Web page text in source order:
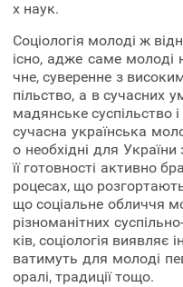
х наук.
Соціологія молоді ж
існо, адже саме
чне, суверенне з
пільство, а в сучасних
мадянське
сучасна українська
о необхідні для
її готовності активно
роцесах, що
що соціальне обличчя
різноманітних
ків, соціологія виявляє
ватимуть для молоді
оралі, традиції тощо.